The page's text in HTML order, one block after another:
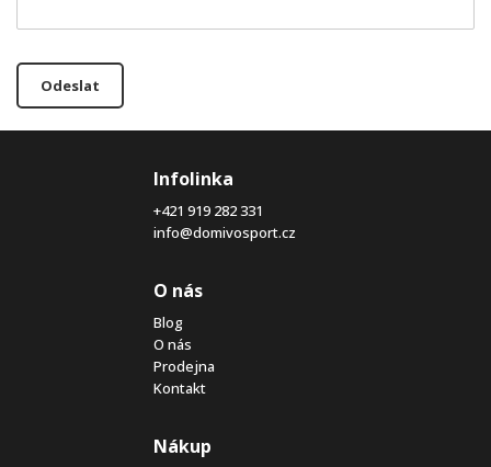
Odeslat
Infolinka
+421 919 282 331
info@domivosport.cz
O nás
Blog
O nás
Prodejna
Kontakt
Nákup